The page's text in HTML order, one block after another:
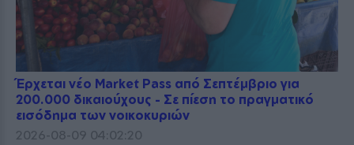
Έρχεται νέο Market Pass από Σεπτέμβριο για
200.000 δικαιούχους - Σε πίεση το πραγματικό
εισόδημα των νοικοκυριών
2026-08-09 04:02:20